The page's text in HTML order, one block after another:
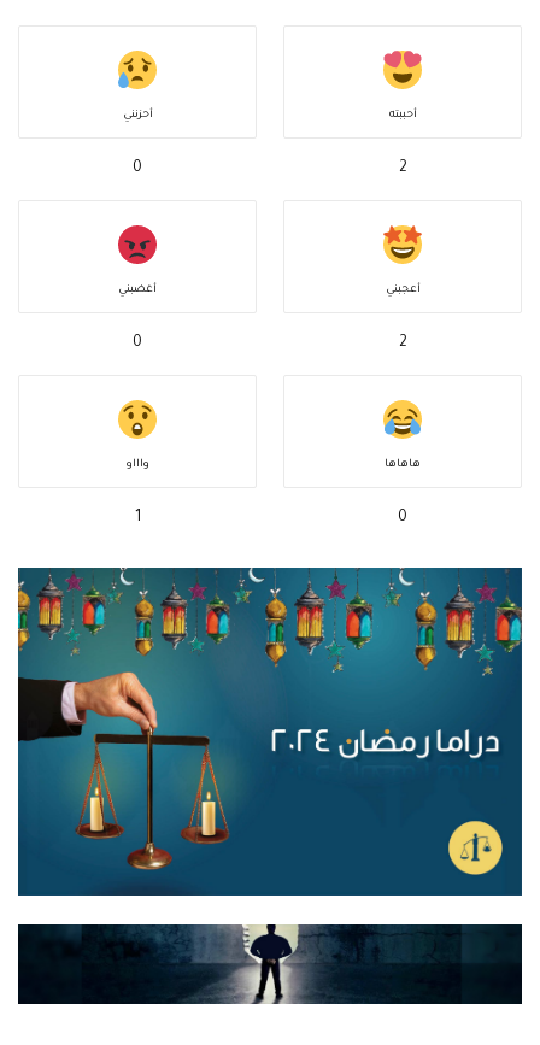
أحببته
2
أحزنني
0
أعجبني
2
أغضبني
0
هاهاها
0
واااو
1